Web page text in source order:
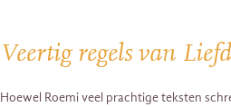
Veertig regels van
Hoewel Roemi veel prachtige teksten